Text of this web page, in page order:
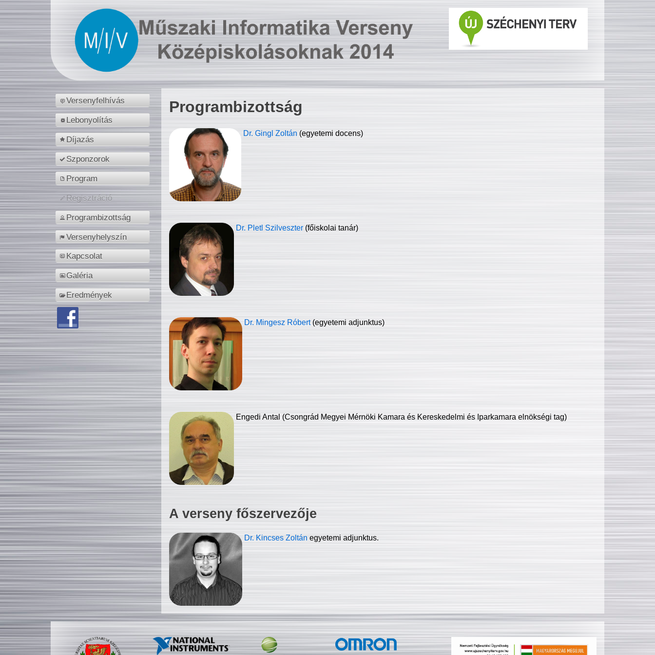
Versenyfelhívás
Lebonyolítás
Díjazás
Szponzorok
Program
Regisztráció
Programbizottság
Versenyhelyszín
Kapcsolat
Galéria
Eredmények
Programbizottság
Dr. Gingl Zoltán (egyetemi docens)
Dr. Pletl Szilveszter (főiskolai tanár)
Dr. Mingesz Róbert (egyetemi adjunktus)
Engedi Antal (Csongrád Megyei Mérnöki Kamara és Kereskedelmi és Iparkamara elnökségi tag)
A verseny főszervezője
Dr. Kincses Zoltán egyetemi adjunktus.